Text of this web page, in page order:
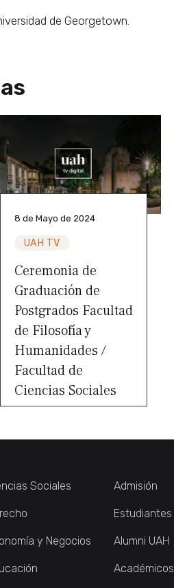
de Georgetown.
8 de Mayo de 2024
UAH TV
Ceremonia de
Graduación de
Postgrados Facultad
de Filosofía y
Humanidades /
Facultad de
Ciencias Sociales
Sociales
y Negocios
Admisión
Estudiantes
Alumni UAH
Académicos